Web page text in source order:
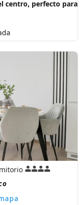
centro, perfecto para